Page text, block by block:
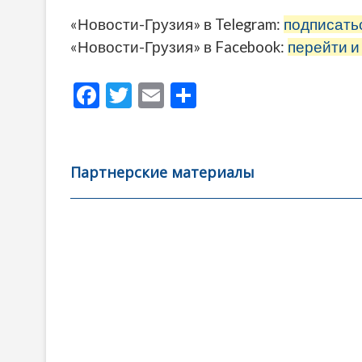
«Новости-Грузия» в Telegram:
«Новости-Грузия» в Facebook: перейти и
F
b
o
T
er
E
l
а
в
Партнерские материалы